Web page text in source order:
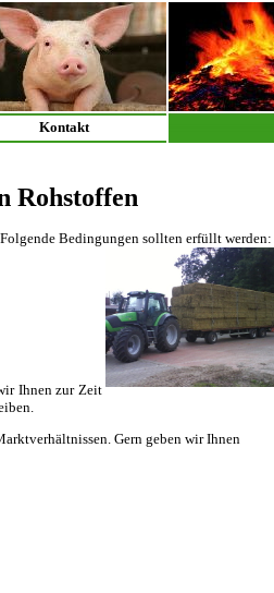
Kontakt
Rohstoffen
Bedingungen sollten erfüllt werden:
Ihnen zur Zeit
Gern geben wir Ihnen